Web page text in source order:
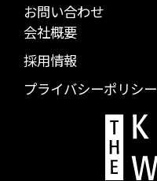
お問い合わせ
会社概要
採用情報
プライバシーポリシー